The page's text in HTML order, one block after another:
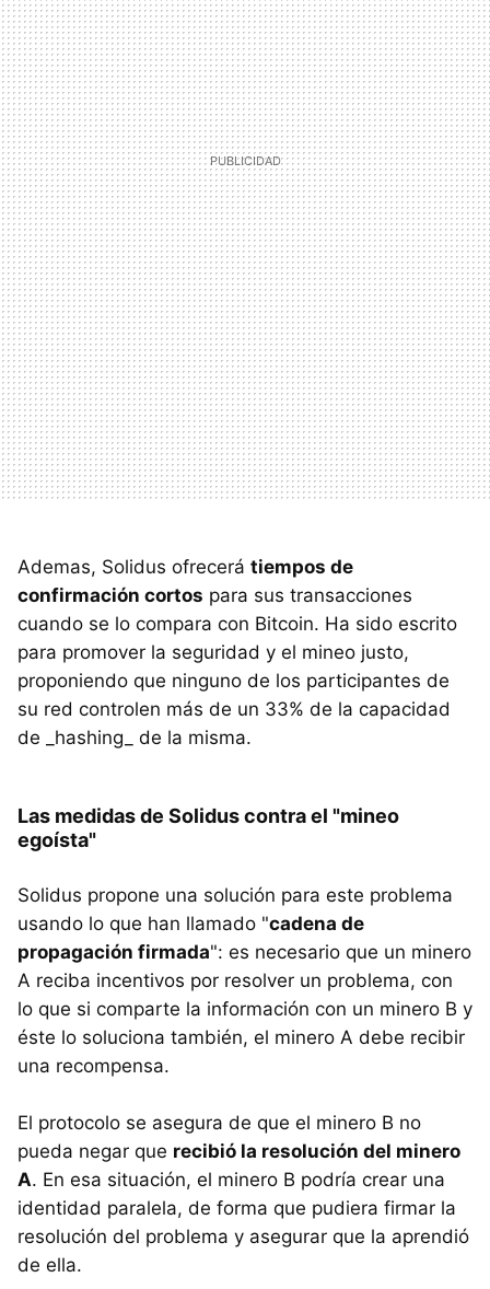
Ademas, Solidus ofrecerá tiempos de
confirmación cortos para sus transacciones
cuando se lo compara con Bitcoin. Ha sido escrito
para promover la seguridad y el mineo justo,
proponiendo que ninguno de los participantes de
su red controlen más de un 33% de la capacidad
de _hashing_ de la misma.
Las medidas de Solidus contra el "mineo
egoísta"
Solidus propone una solución para este problema
usando lo que han llamado "cadena de
propagación firmada": es necesario que un minero
A reciba incentivos por resolver un problema, con
lo que si comparte la información con un minero B y
éste lo soluciona también, el minero A debe recibir
una recompensa.
El protocolo se asegura de que el minero B no
pueda negar que recibió la resolución del minero
A. En esa situación, el minero B podría crear una
identidad paralela, de forma que pudiera firmar la
resolución del problema y asegurar que la aprendió
de ella.